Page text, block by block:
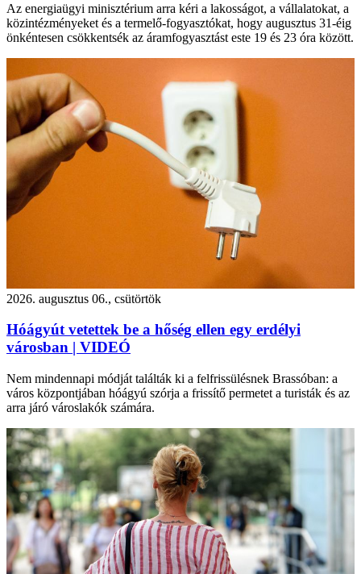
Az energiaügyi minisztérium arra kéri a lakosságot, a vállalatokat, a
közintézményeket és a termelő-fogyasztókat, hogy augusztus 31-éig
önkéntesen csökkentsék az áramfogyasztást este 19 és 23 óra között.
2026. augusztus 06., csütörtök
Hóágyút vetettek be a hőség ellen egy erdélyi
városban | VIDEÓ
Nem mindennapi módját találták ki a felfrissülésnek Brassóban: a
város központjában hóágyú szórja a frissítő permetet a turisták és az
arra járó városlakók számára.